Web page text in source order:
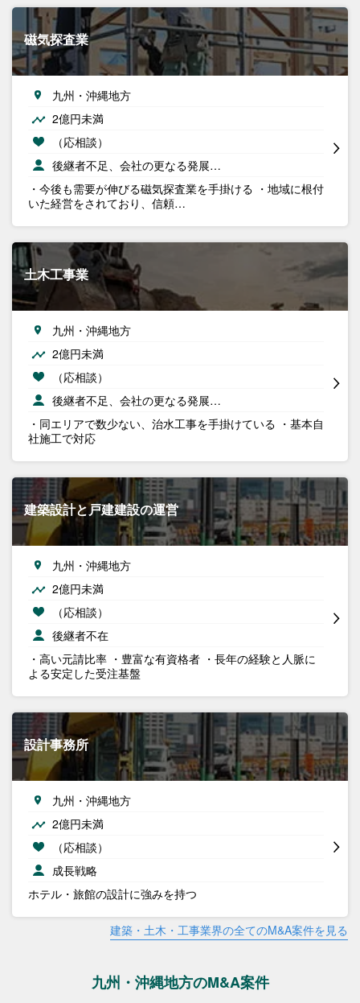
磁気探査業
九州・沖縄地方
2億円未満
（応相談）
後継者不足、会社の更なる発展…
・今後も需要が伸びる磁気探査業を手掛ける ・地域に根付
いた経営をされており、信頼…
土木工事業
九州・沖縄地方
2億円未満
（応相談）
後継者不足、会社の更なる発展…
・同エリアで数少ない、治水工事を手掛けている ・基本自
社施工で対応
建築設計と戸建建設の運営
九州・沖縄地方
2億円未満
（応相談）
後継者不在
・高い元請比率 ・豊富な有資格者 ・長年の経験と人脈に
よる安定した受注基盤
設計事務所
九州・沖縄地方
2億円未満
（応相談）
成長戦略
ホテル・旅館の設計に強みを持つ
建築・土木・工事業界の全てのM&A案件を見る
九州・沖縄地方のM&A案件